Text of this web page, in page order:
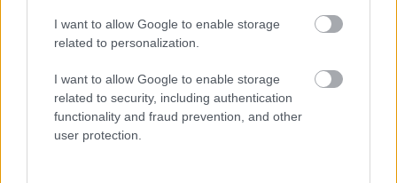
I want to allow Google to enable storage
related to personalization.
I want to allow Google to enable storage
related to security, including authentication
functionality and fraud prevention, and other
user protection.
S kar tisoč konjskimi
močmipredstavlja privlačnega sopotnika na poti,
Veyronom po ulicah Los Angelesa.